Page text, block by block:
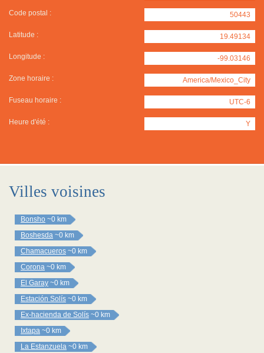
Code postal : 50443
Latitude : 19.49134
Longitude : -99.03146
Zone horaire : America/Mexico_City
Fuseau horaire : UTC-6
Heure d'été : Y
Villes voisines
Bonsho ~0 km
Boshesda ~0 km
Chamacueros ~0 km
Corona ~0 km
El Garay ~0 km
Estación Solís ~0 km
Ex-hacienda de Solís ~0 km
Ixtapa ~0 km
La Estanzuela ~0 km